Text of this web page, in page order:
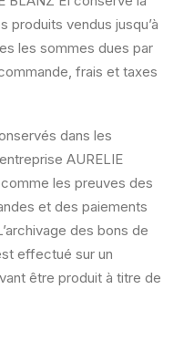
produits vendus jusqu’à
les sommes dues par
frais et taxes
dans les
AURELIE
les preuves des
et des paiements
des bons de
effectué sur un
être produit à titre de